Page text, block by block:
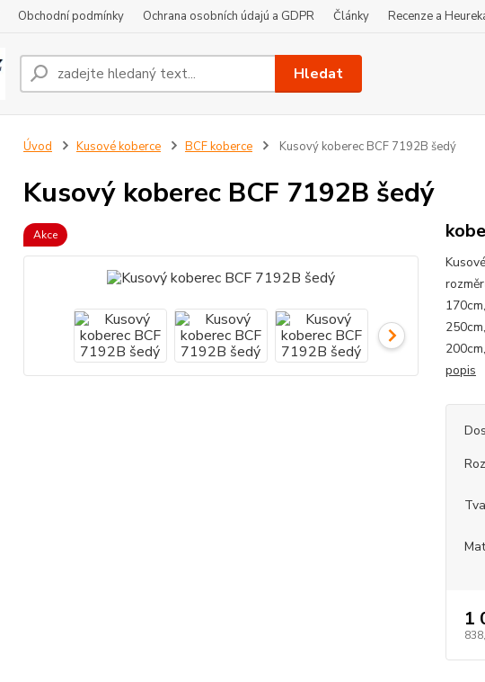
Obchodní podmínky Ochrana osobních údajú a GDPR Články Recenze a
Hledat
Úvod Kusové koberce BCF koberce Kusový koberec BCF 7192B šedý
Kusový koberec BCF 7192B šedý
Akce
popis
1